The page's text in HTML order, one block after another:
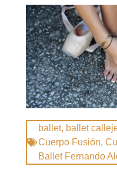
ballet, ballet
Cuerpo Fusión,
Ballet Fernando